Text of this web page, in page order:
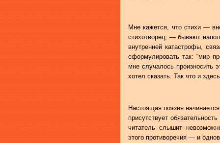
Мне кажется, что стихи —
стихотворец, — бывают
внутренней катастрофы,
сформулировать так: “мир
мне случалось произносить
хотел сказать. Так что и
Настоящая поэзия
присутствует
читатель слышит
этого противоречия — и